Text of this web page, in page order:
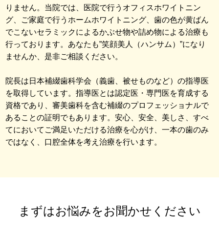
りません。当院では、医院で行うオフィスホワイトニン
グ、ご家庭で行うホームホワイトニング、歯の色が黄ばん
でこないセラミックによるかぶせ物や詰め物による治療も
行っております。あなたも”笑顔美人（ハンサム）”になり
ませんか、是非ご相談ください。
院長は日本補綴歯科学会（義歯、被せものなど）の指導医
を取得しています。指導医とは認定医・専門医を育成する
資格であり、審美歯科を含む補綴のプロフェッショナルで
あることの証明でもあります。安心、安全、美しさ、すべ
てにおいてご満足いただける治療を心がけ、一本の歯のみ
ではなく、口腔全体を考え治療を行います。
まずはお悩みをお聞かせください